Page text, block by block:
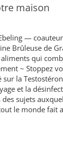
maison
—
Brûleuse de
qui
~ Stoppez
sur la
et la
des sujets
le monde fait